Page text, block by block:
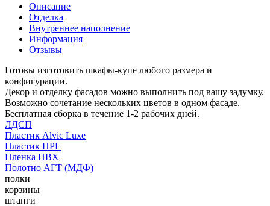
Описание
Отделка
Внутреннее наполнение
Информация
Отзывы
Готовы изготовить шкафы-купе любого размера и
конфигурации.
Декор и отделку фасадов можно выполнить под вашу задумку.
Возможно сочетание нескольких цветов в одном фасаде.
Бесплатная сборка в течение 1-2 рабочих дней.
ЛДСП
Пластик Alvic Luxe
Пластик HPL
Пленка ПВХ
Полотно АГТ (МДФ)
полки
корзины
штанги